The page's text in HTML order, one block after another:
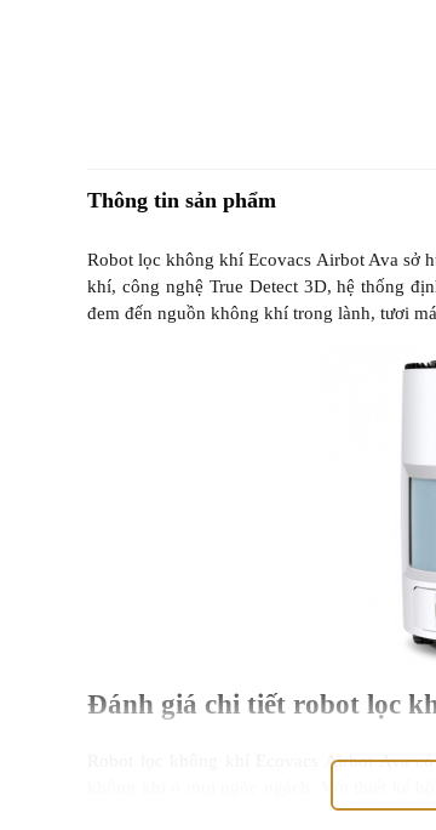
Thông tin sản phẩm
Robot lọc không khí Ecovacs Airbot Ava sở
khí, công nghệ True Detect 3D, hệ thống
đem đến nguồn không khí trong lành, tươi
Đánh giá chi tiết robot lọc
Robot lọc không khí Ecovacs Airbot Ava
không khí ở mọi ngóc ngách. Với thiết kế